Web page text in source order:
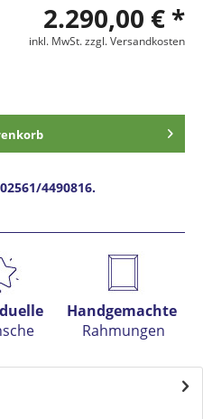
2.290,00 € *
inkl. MwSt.zzgl. Versandkosten
4490816.
Handgemachte
Rahmungen